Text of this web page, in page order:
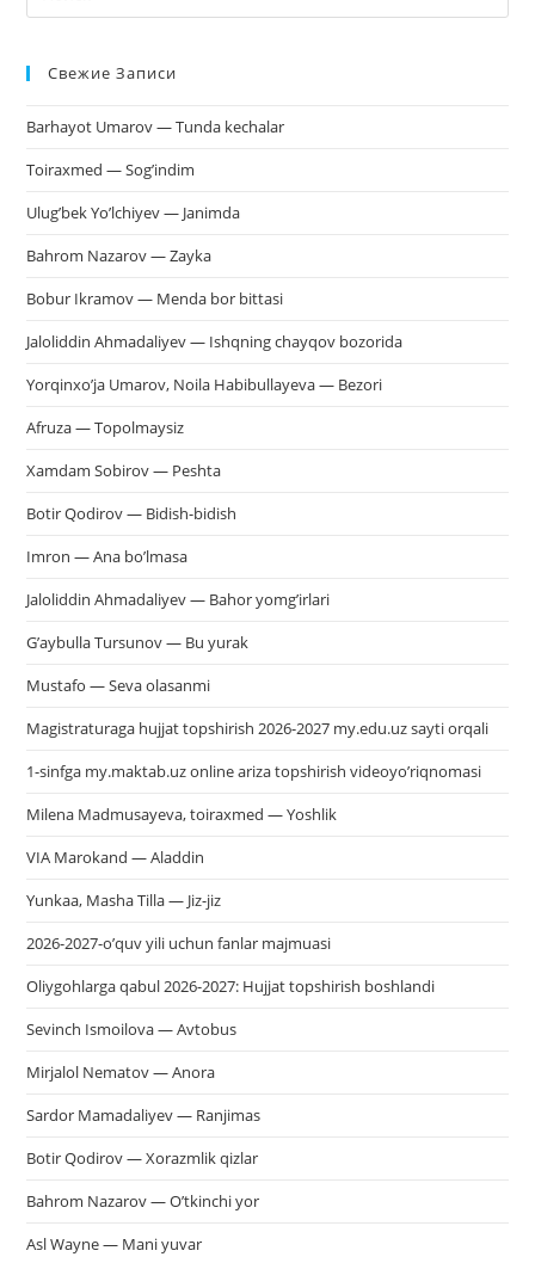
Свежие Записи
Barhayot Umarov — Tunda kechalar
Toiraxmed — Sog’indim
Ulug’bek Yo’lchiyev — Janimda
Bahrom Nazarov — Zayka
Bobur Ikramov — Menda bor bittasi
Jaloliddin Ahmadaliyev — Ishqning chayqov bozorida
Yorqinxo’ja Umarov, Noila Habibullayeva — Bezori
Afruza — Topolmaysiz
Xamdam Sobirov — Peshta
Botir Qodirov — Bidish-bidish
Imron — Ana bo’lmasa
Jaloliddin Ahmadaliyev — Bahor yomg’irlari
G’aybulla Tursunov — Bu yurak
Mustafo — Seva olasanmi
Magistraturaga hujjat topshirish 2026-2027 my.edu.uz sayti orqali
1-sinfga my.maktab.uz online ariza topshirish videoyo’riqnomasi
Milena Madmusayeva, toiraxmed — Yoshlik
VIA Marokand — Aladdin
Yunkaa, Masha Tilla — Jiz-jiz
2026-2027-o’quv yili uchun fanlar majmuasi
Oliygohlarga qabul 2026-2027: Hujjat topshirish boshlandi
Sevinch Ismoilova — Avtobus
Mirjalol Nematov — Anora
Sardor Mamadaliyev — Ranjimas
Botir Qodirov — Xorazmlik qizlar
Bahrom Nazarov — O’tkinchi yor
Asl Wayne — Mani yuvar